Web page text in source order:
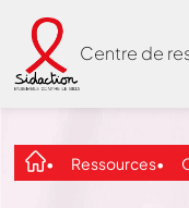
Centre de
Ressources